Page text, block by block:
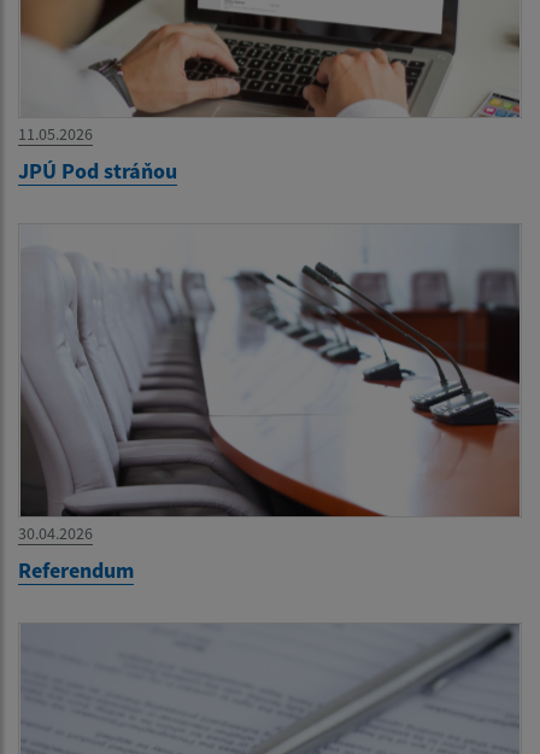
11.05.2026
JPÚ Pod stráňou
30.04.2026
Referendum